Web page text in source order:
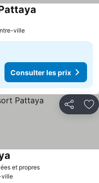
ville
Consulter les prix
Partager
et propres
ville